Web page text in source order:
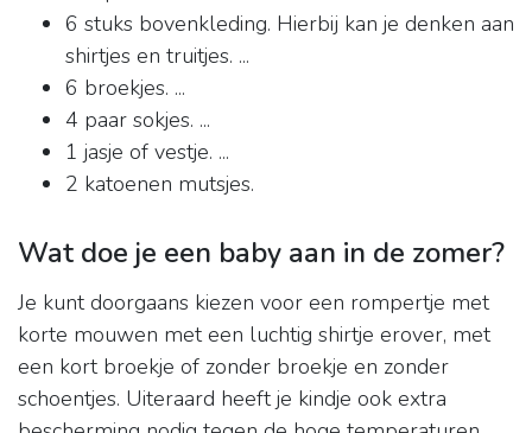
6 stuks bovenkleding. Hierbij kan je denken aan
shirtjes en truitjes. ...
6 broekjes. ...
4 paar sokjes. ...
1 jasje of vestje. ...
2 katoenen mutsjes.
Wat doe je een baby aan in de zomer?
Je kunt doorgaans kiezen voor een rompertje met
korte mouwen met een luchtig shirtje erover, met
een kort broekje of zonder broekje en zonder
schoentjes. Uiteraard heeft je kindje ook extra